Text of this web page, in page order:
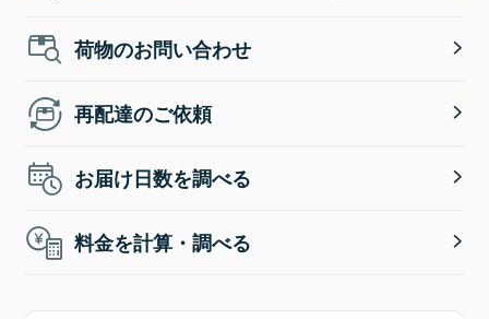
荷物のお問い合わせ
再配達のご依頼
お届け日数を調べる
料金を計算・調べる